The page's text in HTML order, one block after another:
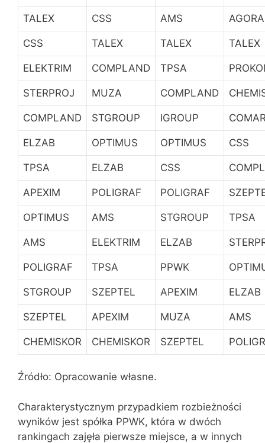
TALEX CSS AMS AGORA
CSS TALEX TALEX TALEX
ELEKTRIM COMPLAND TPSA
STERPROJ MUZA COMPLAND
COMPLAND STGROUP IGROUP
ELZAB OPTIMUS OPTIMUS CSS
TPSA ELZAB CSS
APEXIM POLIGRAF POLIGRAF
OPTIMUS AMS STGROUP TPSA
AMS ELEKTRIM ELZAB
POLIGRAF TPSA PPWK
STGROUP SZEPTEL APEXIM ELZAB
SZEPTEL APEXIM MUZA AMS
CHEMISKOR CHEMISKOR SZEPTEL
Źródło: Opracowanie własne.
Charakterystycznym przypadkiem rozbieżności
wyników jest spółka PPWK, która w dwóch
rankingach zajęła pierwsze miejsce, a w innych